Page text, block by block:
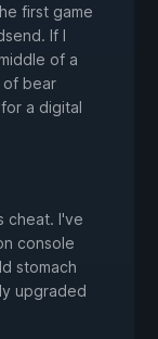
first game
If I
of a
of bear
a digital
cheat. I've
console
stomach
upgraded